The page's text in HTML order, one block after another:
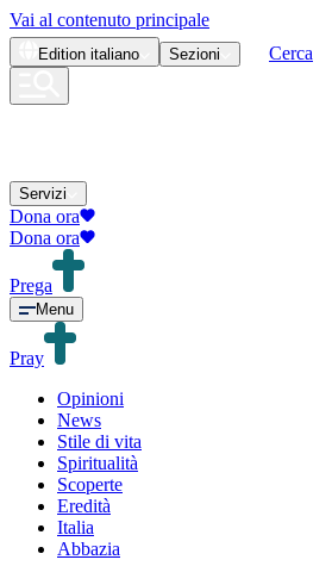
Vai al contenuto principale
Edition italiano Sezioni Cerca
Servizi
Dona ora
Dona ora
Prega
Menu
Pray
Opinioni
News
Stile di vita
Spiritualità
Scoperte
Eredità
Italia
Abbazia